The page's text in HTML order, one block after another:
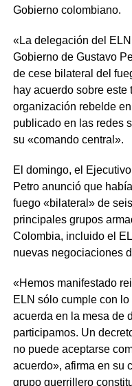
Gobierno colombiano.
«La delegación del
Gobierno de Gustavo
de cese bilateral del
hay acuerdo sobre este
organización rebelde
publicado en las redes
su «comando central».
El domingo, el
Petro anunció que
fuego «bilateral» de
principales grupos
Colombia, incluido el
nuevas negociaciones
«Hemos manifestado
ELN sólo cumple con
acuerda en la mesa de
participamos. Un
no puede aceptarse
acuerdo», afirma en su
grupo guerrillero